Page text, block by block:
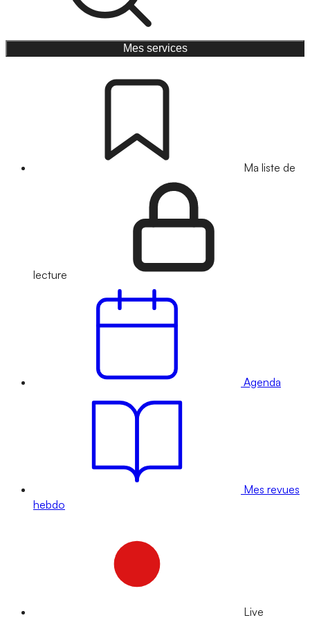
Mes services
Ma liste de
lecture
Agenda
Mes revues
hebdo
Live